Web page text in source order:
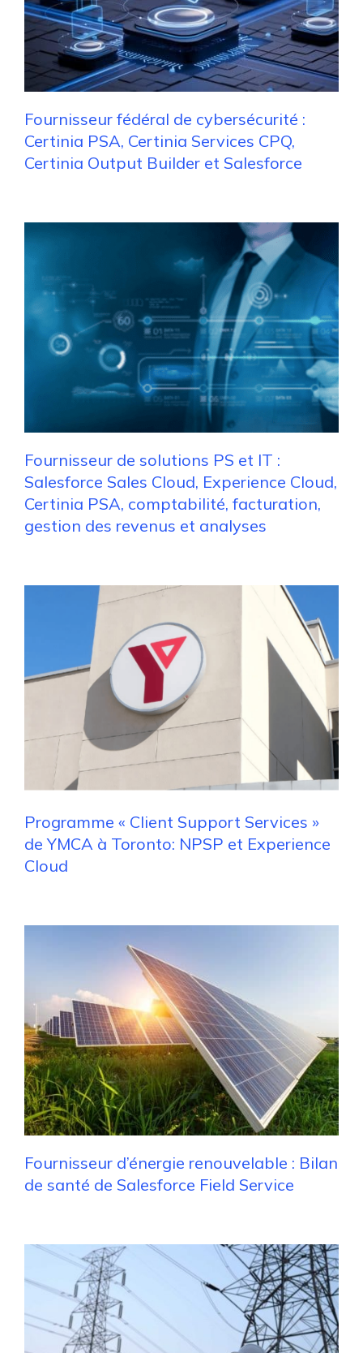
Fournisseur fédéral de cybersécurité :
Certinia PSA, Certinia Services CPQ,
Certinia Output Builder et Salesforce
Fournisseur de solutions PS et IT :
Salesforce Sales Cloud, Experience Cloud,
Certinia PSA, comptabilité, facturation,
gestion des revenus et analyses
Programme « Client Support Services »
de YMCA à Toronto: NPSP et Experience
Cloud
Fournisseur d’énergie renouvelable : Bilan
de santé de Salesforce Field Service